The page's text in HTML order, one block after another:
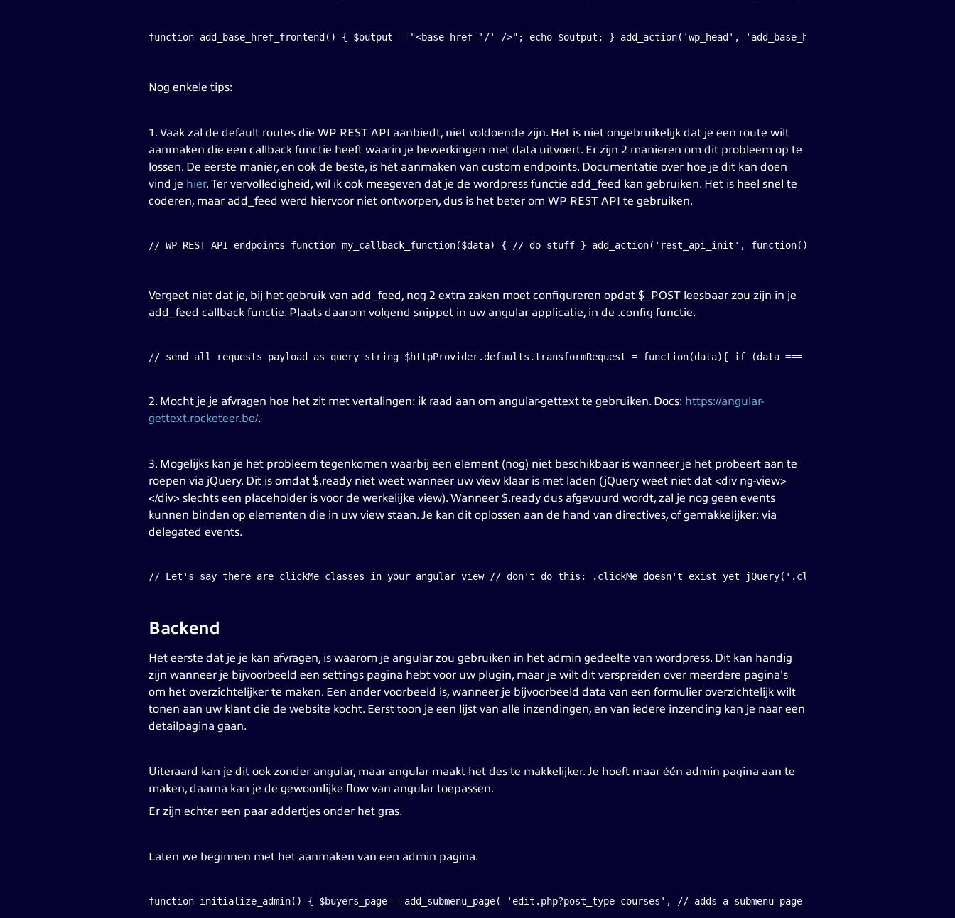
function add_base_href_frontend() { $output = "<base href='/' />"; echo $output; } add_action('wp_head', 'add_base_href_frontend');
Nog enkele tips:
1. Vaak zal de default routes die WP REST API aanbiedt, niet voldoende zijn. Het is niet ongebruikelijk dat je een route wilt
aanmaken die een callback functie heeft waarin je bewerkingen met data uitvoert. Er zijn 2 manieren om dit probleem op te
lossen. De eerste manier, en ook de beste, is het aanmaken van custom endpoints. Documentatie over hoe je dit kan doen
vind je hier. Ter vervolledigheid, wil ik ook meegeven dat je de wordpress functie add_feed kan gebruiken. Het is heel snel te
coderen, maar add_feed werd hiervoor niet ontworpen, dus is het beter om WP REST API te gebruiken.
// WP REST API endpoints function my_callback_function($data) { // do stuff } add_action('rest_api_init', function() {
Vergeet niet dat je, bij het gebruik van add_feed, nog 2 extra zaken moet configureren opdat $_POST leesbaar zou zijn in je
add_feed callback functie. Plaats daarom volgend snippet in uw angular applicatie, in de .config functie.
// send all requests payload as query string $httpProvider.defaults.transformRequest = function(data){ if (data === undefined) { return
2. Mocht je je afvragen hoe het zit met vertalingen: ik raad aan om angular-gettext te gebruiken. Docs: https://angular-
gettext.rocketeer.be/.
3. Mogelijks kan je het probleem tegenkomen waarbij een element (nog) niet beschikbaar is wanneer je het probeert aan te
roepen via jQuery. Dit is omdat $.ready niet weet wanneer uw view klaar is met laden (jQuery weet niet dat <div ng-view>
</div> slechts een placeholder is voor de werkelijke view). Wanneer $.ready dus afgevuurd wordt, zal je nog geen events
kunnen binden op elementen die in uw view staan. Je kan dit oplossen aan de hand van directives, of gemakkelijker: via
delegated events.
// Let's say there are clickMe classes in your angular view // don't do this: .clickMe doesn't exist yet jQuery('.clickMe').on('click',
Backend
Het eerste dat je je kan afvragen, is waarom je angular zou gebruiken in het admin gedeelte van wordpress. Dit kan handig
zijn wanneer je bijvoorbeeld een settings pagina hebt voor uw plugin, maar je wilt dit verspreiden over meerdere pagina's
om het overzichtelijker te maken. Een ander voorbeeld is, wanneer je bijvoorbeeld data van een formulier overzichtelijk wilt
tonen aan uw klant die de website kocht. Eerst toon je een lijst van alle inzendingen, en van iedere inzending kan je naar een
detailpagina gaan.
Uiteraard kan je dit ook zonder angular, maar angular maakt het des te makkelijker. Je hoeft maar één admin pagina aan te
maken, daarna kan je de gewoonlijke flow van angular toepassen.
Er zijn echter een paar addertjes onder het gras.
Laten we beginnen met het aanmaken van een admin pagina.
function initialize_admin() { $buyers_page = add_submenu_page( 'edit.php?post_type=courses', // adds a submenu page for post type